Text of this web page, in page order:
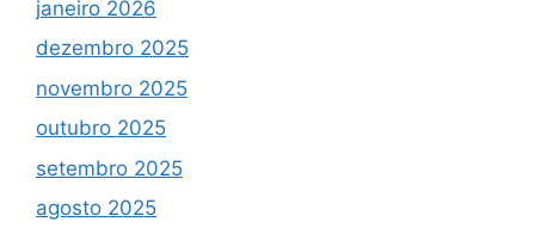
janeiro 2026
dezembro 2025
novembro 2025
outubro 2025
setembro 2025
agosto 2025